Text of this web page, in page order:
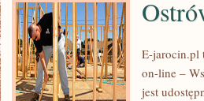
E-jarocin.pl
on-line –
jest